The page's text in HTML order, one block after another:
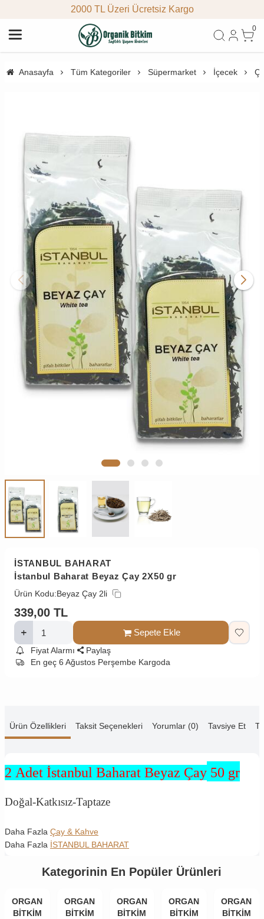
2000 TL Üzeri Ücretsiz Kargo
0
Anasayfa Tüm Kategoriler Süpermarket İçecek
İSTANBUL BAHARAT
İstanbul Baharat Beyaz Çay 2X50 gr
Ürün Kodu:Beyaz Çay 2li
339,00 TL
Sepete Ekle
Fiyat Alarmı
Paylaş
En geç 6 Ağustos Perşembe Kargoda
Ürün Özellikleri Taksit Seçenekleri Yorumlar (0) Tavsiye Et
2 Adet İstanbul Baharat Beyaz Çay 50 gr
Doğal-Katkısız-Taptaze
Daha Fazla Çay & Kahve
Daha Fazla İSTANBUL BAHARAT
Kategorinin En Popüler Ürünleri
ORGANİK
BİTKİM
ORGANİK
BİTKİM
ORGANİK
BİTKİM
ORGANİK
BİTKİM
ORGANİK
BİTKİM